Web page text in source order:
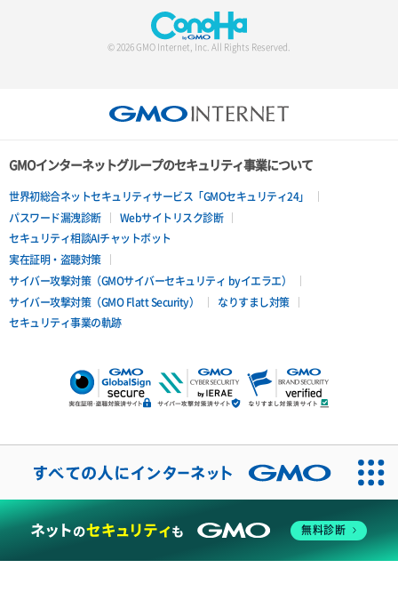
ポートデタッチ
ボリュームアタッチ
ボリュームデタッチ
© 2026 GMO Internet, Inc. All Rights Reserved.
GMOインターネットグループのセキュリティ事業について
世界初総合ネットセキュリティサービス「GMOセキュリティ24」
パスワード漏洩診断
Webサイトリスク診断
セキュリティ相談AIチャットボット
実在証明・盗聴対策
サイバー攻撃対策（GMOサイバーセキュリティ byイエラエ）
サイバー攻撃対策（GMO Flatt Security）
なりすまし対策
セキュリティ事業の軌跡
無料診断